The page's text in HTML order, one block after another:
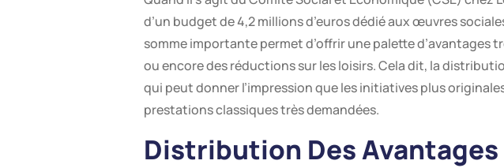
d’un budget de 4,2 millions d’euros dédié aux œuvres
somme importante permet d’offrir une palette d’avantages
ou encore des réductions sur les loisirs. Cela dit, la
qui peut donner l’impression que les initiatives plus
prestations classiques très demandées.
Distribution Des